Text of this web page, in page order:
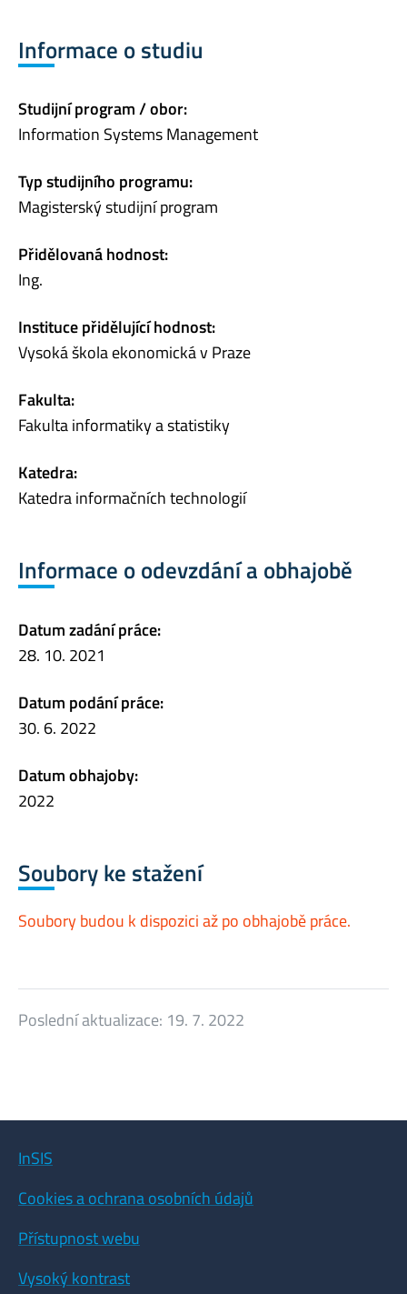
Informace o studiu
Studijní program / obor:
Information Systems Management
Typ studijního programu:
Magisterský studijní program
Přidělovaná hodnost:
Ing.
Instituce přidělující hodnost:
Vysoká škola ekonomická v Praze
Fakulta:
Fakulta informatiky a statistiky
Katedra:
Katedra informačních technologií
Informace o odevzdání a obhajobě
Datum zadání práce:
28. 10. 2021
Datum podání práce:
30. 6. 2022
Datum obhajoby:
2022
Soubory ke stažení
Soubory budou k dispozici až po obhajobě práce.
Poslední aktualizace: 19. 7. 2022
InSIS
Cookies a ochrana osobních údajů
Přístupnost webu
Vysoký kontrast